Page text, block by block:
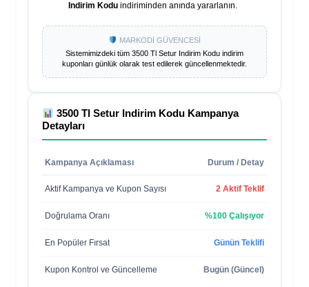
Indirim Kodu indiriminden anında yararlanın.
MARKODİ GÜVENCESİ
Sistemimizdeki tüm 3500 Tl Setur Indirim Kodu indirim
kuponları günlük olarak test edilerek güncellenmektedir.
3500 Tl Setur Indirim Kodu Kampanya
Detayları
Kampanya Açıklaması Durum / Detay
Aktif Kampanya ve Kupon Sayısı 2 Aktif Teklif
Doğrulama Oranı %100 Çalışıyor
En Popüler Fırsat Günün Teklifi
Kupon Kontrol ve Güncelleme Bugün (Güncel)